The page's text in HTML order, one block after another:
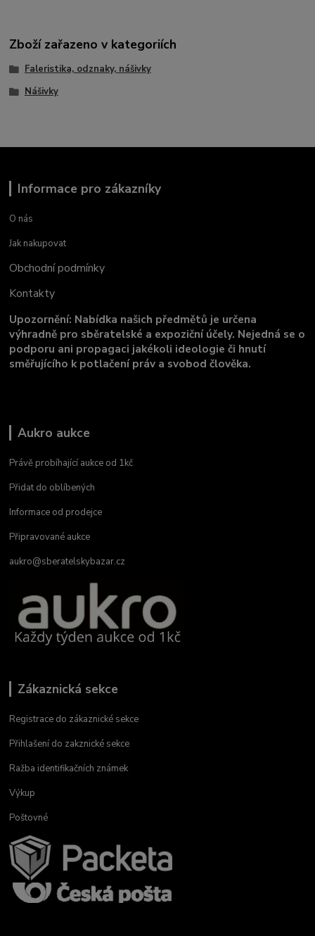
Zboží zařazeno v kategoriích
Faleristika, odznaky, nášivky
Nášivky
Informace pro zákazníky
O nás
Jak nakupovat
Obchodní podmínky
Kontakty
Upozornění: Nabídka našich předmětů je určena
výhradně pro sběratelské a expoziční účely. Nejedná se o
podporu ani propagaci jakékoli ideologie či hnutí
směřujícího k potlačení práv a svobod člověka.
Aukro aukce
Právě probíhající aukce od 1kč
Přidat do oblíbených
Informace od prodejce
Připravované aukce
aukro@sberatelskybazar.cz
Zákaznická sekce
Registrace do zákaznické sekce
Přihlašení do zakznické sekce
Ražba identifikačních známek
Výkup
Poštovné